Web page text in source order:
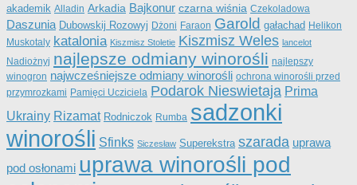
akademik Alladin Arkadia Bajkonur czarna wiśnia Czekoladowa
Daszunia Dubowskij Rozowyj Dżoni Faraon Garold gałachad Helikon
Muskotaly katalonia Kiszmisz Stoletie Kiszmisz Weles lancelot
Nadiożnyj najlepsze odmiany winorośli najlepszy
winogron najwcześniejsze odmiany winorośli ochrona winorośli przed
przymrozkami Pamięci Ucziciela Podarok Nieswietaja Prima
Ukrainy Rizamat Rodniczok Rumba sadzonki
winorośli Sfinks Siczesław Superekstra szarada uprawa
pod osłonami uprawa winorośli pod